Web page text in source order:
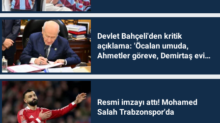
Devlet Bahçeli'den kritik
açıklama: 'Öcalan umuda,
Ahmetler göreve, Demirtaş evine
Resmi imzayı attı! Mohamed
Salah Trabzonspor'da